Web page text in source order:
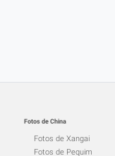
Fotos de China
Fotos de Xangai
Fotos de Pequim